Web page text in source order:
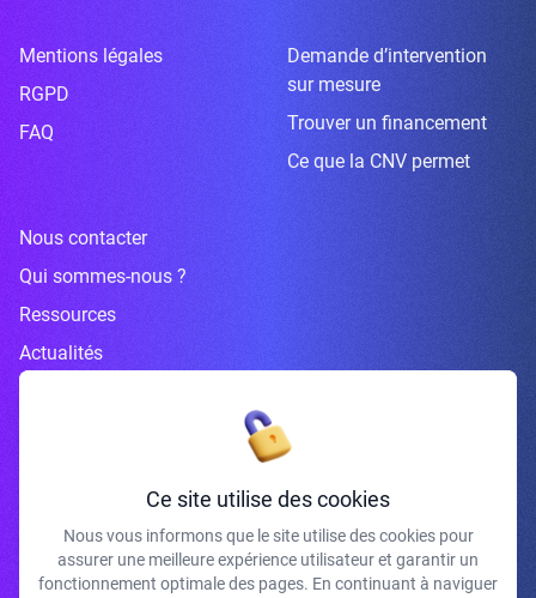
Mentions légales
RGPD
FAQ
Demande d’intervention
sur mesure
Trouver un financement
Ce que la CNV permet
Nous contacter
Qui sommes-nous ?
Ressources
Actualités
Inscrivez-vous à la newsletter
J'accepte de recevoir vos e-mails et confirme avoir pris connaissance de
Ce site utilise des cookies
Nous vous informons que le site utilise des cookies pour
assurer une meilleure expérience utilisateur et garantir un
fonctionnement optimale des pages. En continuant à naviguer